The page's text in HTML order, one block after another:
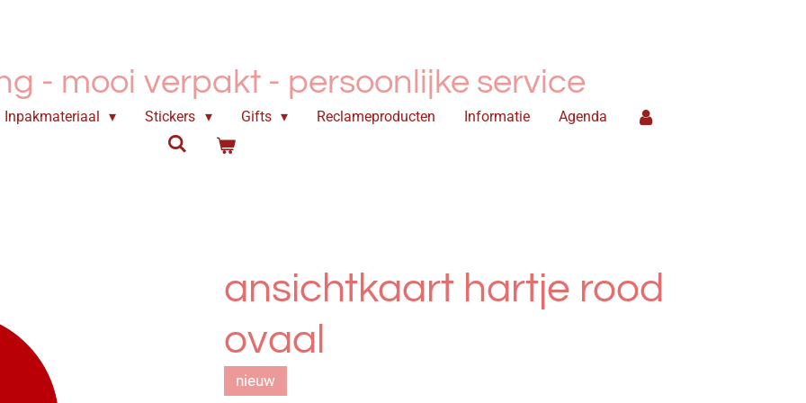
- mooi verpakt - persoonlijke service
Inpakmateriaal Stickers Gifts Reclameproducten Informatie Agenda
ansichtkaart hartje rood
ovaal
nieuw